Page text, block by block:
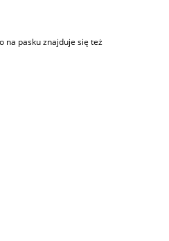
na pasku znajduje się też